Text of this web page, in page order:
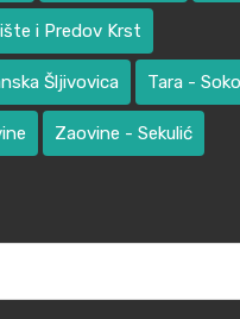
i Predov Krst
Šljivovica Tara -
Zaovine - Sekulić